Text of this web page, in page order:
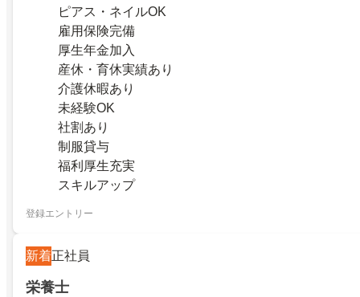
ピアス・ネイルOK
雇用保険完備
厚生年金加入
産休・育休実績あり
介護休暇あり
未経験OK
社割あり
制服貸与
福利厚生充実
スキルアップ
登録エントリー
新着正社員
栄養士